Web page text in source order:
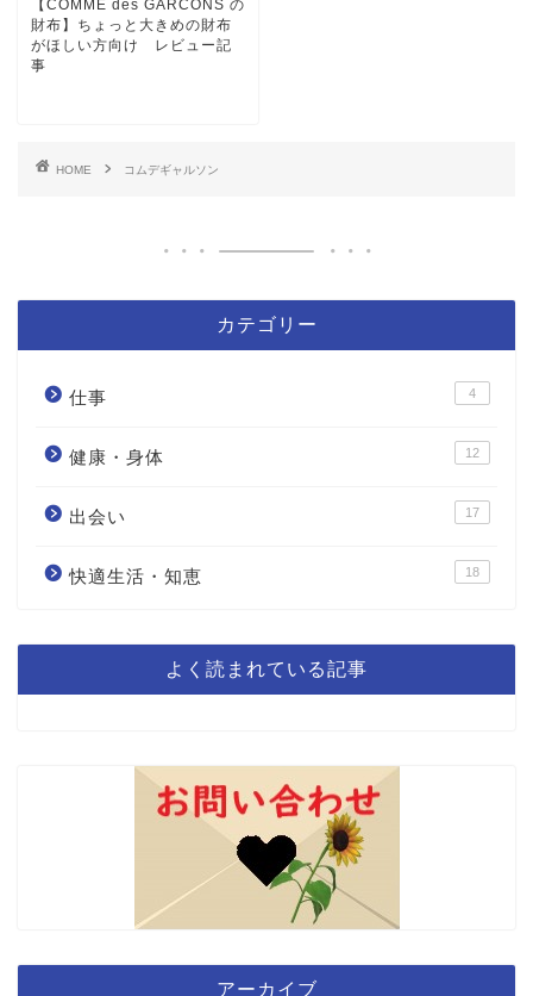
【COMME des GARCONS の
財布】ちょっと大きめの財布
がほしい方向け レビュー記
事
HOME コムデギャルソン
カテゴリー
仕事 4
健康・身体 12
出会い 17
快適生活・知恵 18
よく読まれている記事
アーカイブ